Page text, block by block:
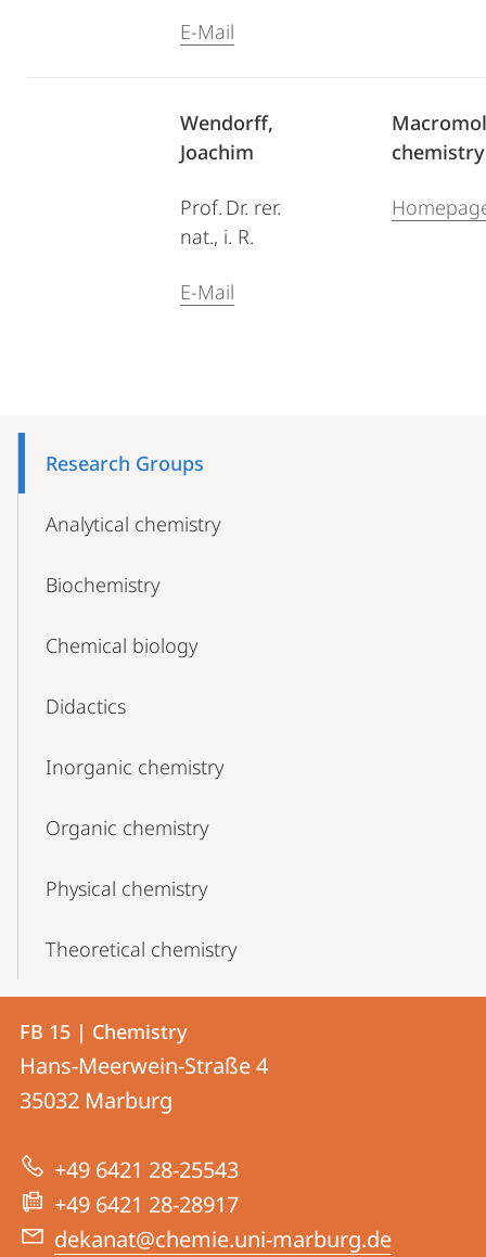
E-Mail
Wendorff,
Joachim
Prof. Dr. rer.
nat., i. R.
E-Mail
chemistry
NavigationResearch Groups
Analytical chemistry
Biochemistry
Chemical biology
Didactics
Inorganic chemistry
Organic chemistry
Physical chemistry
Theoretical chemistry
Contact
Contact
details
FB
15
|
Chemistry
FB 15 | Chemistry
Hans-Meerwein-Straße 4
35032 Marburg
+49 6421 28-25543
+49 6421 28-28917
dekanat@chemie.uni-marburg.de